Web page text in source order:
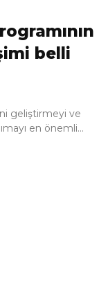
belli
geliştirmeyi ve
en önemli...